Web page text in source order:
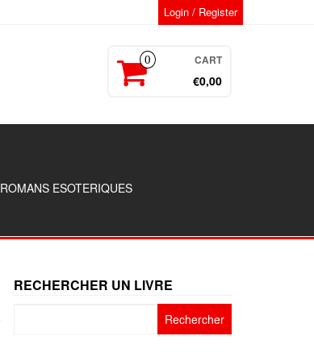
Login / Register
0 CART
€0,00
ROMANS ESOTERIQUES
RECHERCHER UN LIVRE